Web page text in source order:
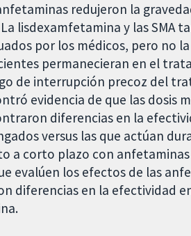
redujeron la
lisdexamfetamina y las SMA
por los médicos, pero no
permanecieran en el
de interrupción precoz del
evidencia de que las dosis
diferencias en la
versus las que actúan
a corto plazo con anfetaminas
evalúen los efectos de las
diferencias en la efectividad